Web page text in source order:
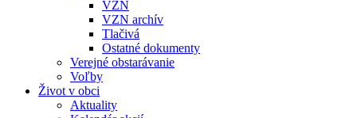
VZN
VZN archív
Tlačivá
Ostatné dokumenty
Verejné obstarávanie
Voľby
Život v obci
Aktuality